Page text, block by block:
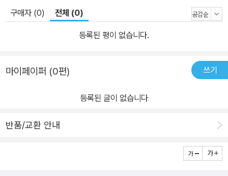
구매자 (0) 전체 (0)
등록된 평이 없습니다.
마이페이퍼 (0편) 쓰기
등록된 글이 없습니다
반품/교환 안내